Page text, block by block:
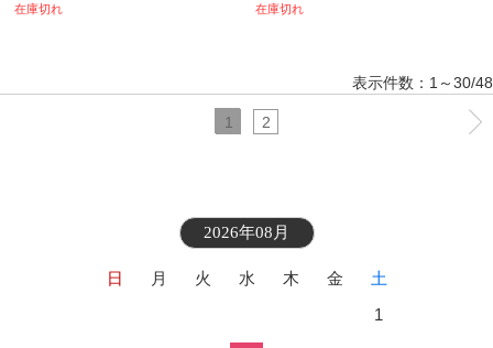
在庫切れ 在庫切れ
表示件数：1～30/48
1 2
2026年08月
日 月 火 水 木 金
土
1